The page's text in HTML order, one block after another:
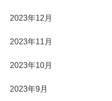
2023年12月
2023年11月
2023年10月
2023年9月